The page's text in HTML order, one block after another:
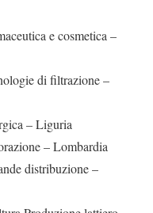
e cosmetica –
di filtrazione –
– Liguria
– Lombardia
distribuzione –